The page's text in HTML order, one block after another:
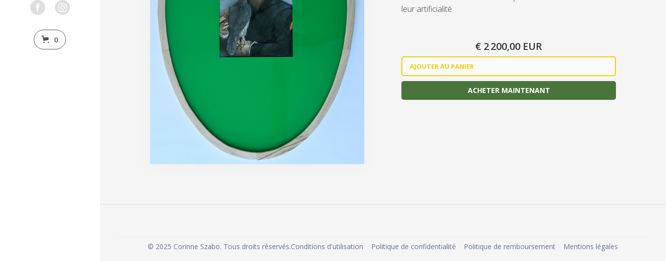
0
leur artificialité.
€ 2 200,00 EUR
ACHETER MAINTENANT
© 2025 Corinne Szabo. Tous droits réservés.Conditions d'utilisation Politique de confidentialité Politique de remboursement Mentions légales